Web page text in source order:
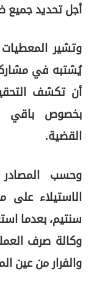
أجل تحديد جميع
وتشير المعطيات
يُشتبه في
أن تكشف
بخصوص باقي
القضية.
وحسب
سنتيم، بعدما
وكالة صرف
والفرار من عين